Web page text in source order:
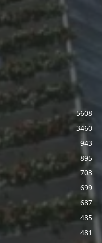
5608
3460
943
895
703
699
687
485
481